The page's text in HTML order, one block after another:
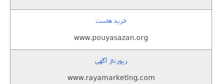
خرید هاست
www.pouyasazan.org
رپورتاژ آگهی
www.rayamarketing.com